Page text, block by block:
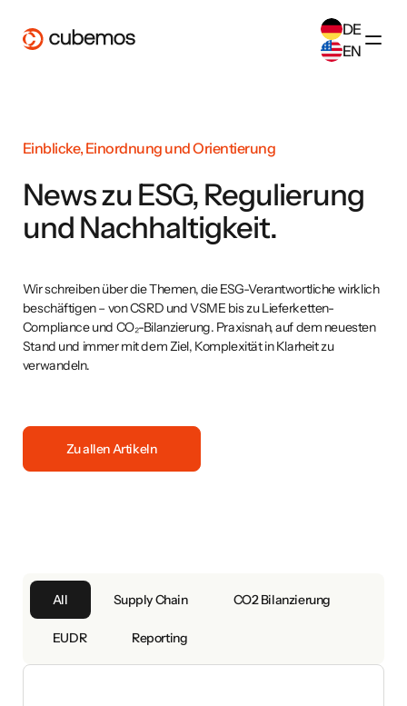
DE
EN
English(EN
Einblicke, Einordnung und Orientierung
News zu ESG, Regulierung
und Nachhaltigkeit.
Wir schreiben über die Themen, die ESG-Verantwortliche wirklich
beschäftigen – von CSRD und VSME bis zu Lieferketten-
Compliance und CO₂-Bilanzierung. Praxisnah, auf dem neuesten
Stand und immer mit dem Ziel, Komplexität in Klarheit zu
verwandeln.
Zu allen Artikeln
All Supply Chain CO2 Bilanzierung
EUDR Reporting